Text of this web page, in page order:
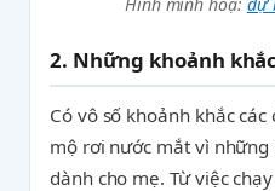
2. Những khoảnh
Có vô số khoảnh khắc
mộ rơi nước mắt vì
dành cho mẹ. Từ việc